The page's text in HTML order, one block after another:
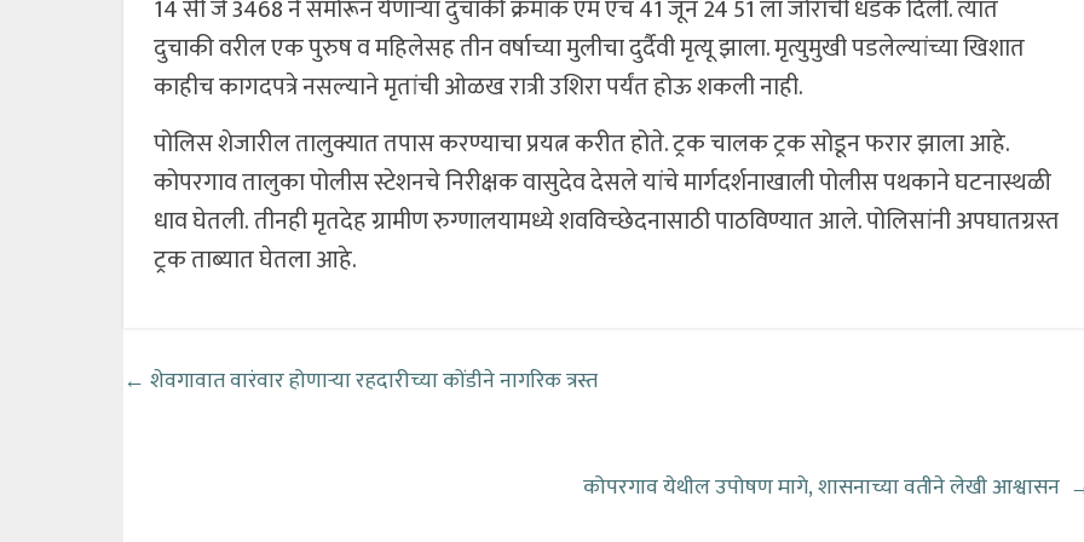
14 सी जे 3468 ने समोरून येणाऱ्या दुचाकी क्रमांक एम एच 41 जून 24 51 ला जोराची धडक दिली. त्यात
दुचाकी वरील एक पुरुष व महिलेसह तीन वर्षाच्या मुलीचा दुर्दैवी मृत्यू झाला. मृत्युमुखी पडलेल्यांच्या खिशात
काहीच कागदपत्रे नसल्याने मृतांची ओळख रात्री उशिरा पर्यंत होऊ शकली नाही.
पोलिस शेजारील तालुक्यात तपास करण्याचा प्रयत्न करीत होते. ट्रक चालक ट्रक सोडून फरार झाला आहे.
कोपरगाव तालुका पोलीस स्टेशनचे निरीक्षक वासुदेव देसले यांचे मार्गदर्शनाखाली पोलीस पथकाने घटनास्थळी
धाव घेतली. तीनही मृतदेह ग्रामीण रुग्णालयामध्ये शवविच्छेदनासाठी पाठविण्यात आले. पोलिसांनी अपघातग्रस्त
ट्रक ताब्यात घेतला आहे.
← शेवगावात वारंवार होणाऱ्या रहदारीच्या कोंडीने नागरिक त्रस्त
कोपरगाव येथील उपोषण मागे, शासनाच्या वतीने लेखी आश्वासन